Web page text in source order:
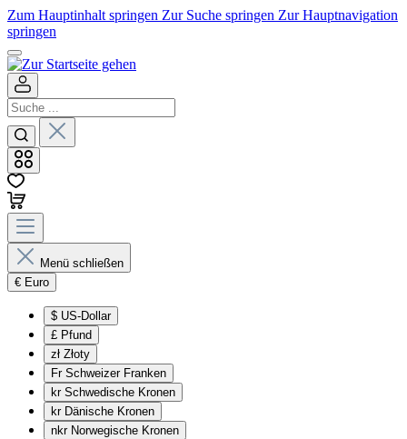
Zum Hauptinhalt springen Zur Suche springen Zur Hauptnavigation
springen
Menü schließen
€ Euro
$ US-Dollar
£ Pfund
zł Złoty
Fr Schweizer Franken
kr Schwedische Kronen
kr Dänische Kronen
nkr Norwegische Kronen